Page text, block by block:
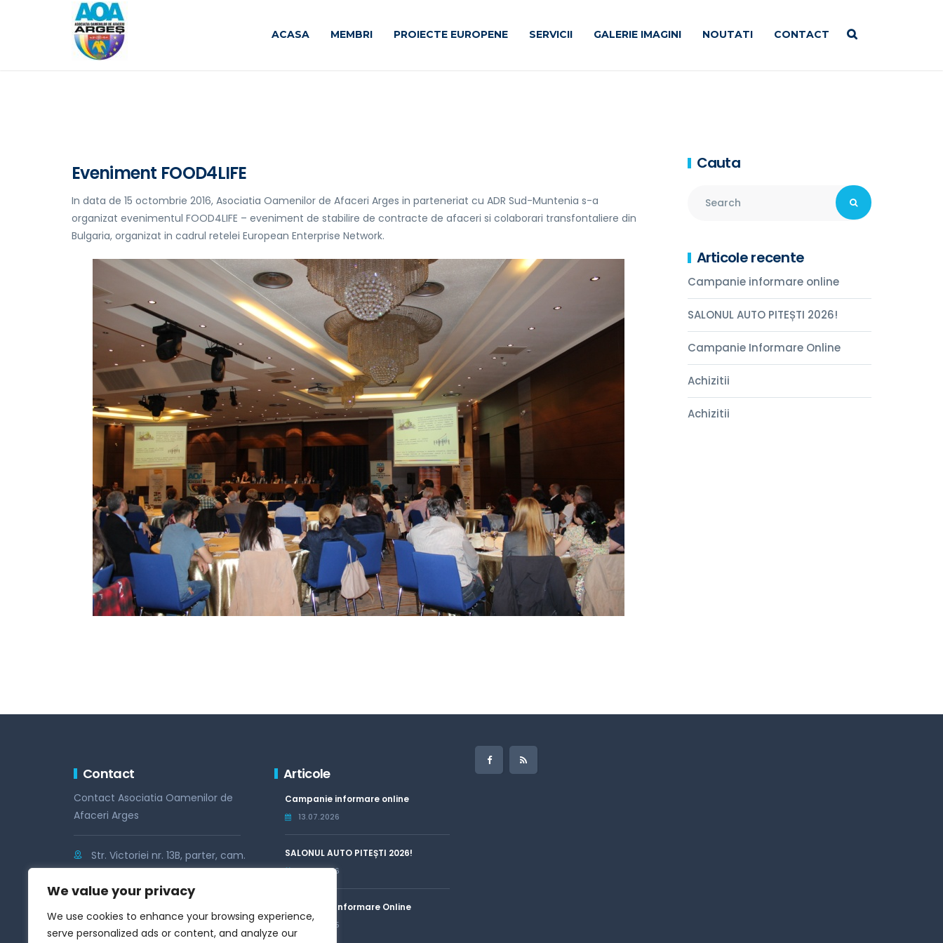
We value your privacy
We use cookies to enhance your browsing experience,
serve personalized ads or content, and analyze our
ACASA MEMBRI PROIECTE EUROPENE SERVICII GALERIE IMAGINI NOUTATI CONTACT
Eveniment FOOD4LIFE
In data de 15 octombrie 2016, Asociatia Oamenilor de Afaceri Arges in parteneriat cu ADR Sud-Muntenia s-a
organizat evenimentul FOOD4LIFE – eveniment de stabilire de contracte de afaceri si colaborari transfontaliere din
Bulgaria, organizat in cadrul retelei European Enterprise Network.
Cauta
Articole recente
Campanie informare online
SALONUL AUTO PITEȘTI 2026!
Campanie Informare Online
Achizitii
Achizitii
Contact
Contact Asociatia Oamenilor de
Afaceri Arges
Str. Victoriei nr. 13B, parter, cam.
02, Pitesti, Arges
Phone :
+40 248 219 299
+40 248 219 299
Articole
Campanie informare online
13.07.2026
SALONUL AUTO PITEȘTI 2026!
16.06.2026
Campanie Informare Online
10.07.2025